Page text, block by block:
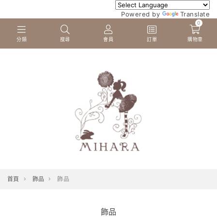
Powered by Translate
分類 搜尋 會員 訂單
0
購物車
首頁 飾品 飾品
飾品